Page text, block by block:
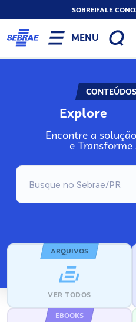
SOBREFALE
MENU
Explore
Encontre a
e Transforme
ARQUIVOS
VER TODOS
EBOOKS